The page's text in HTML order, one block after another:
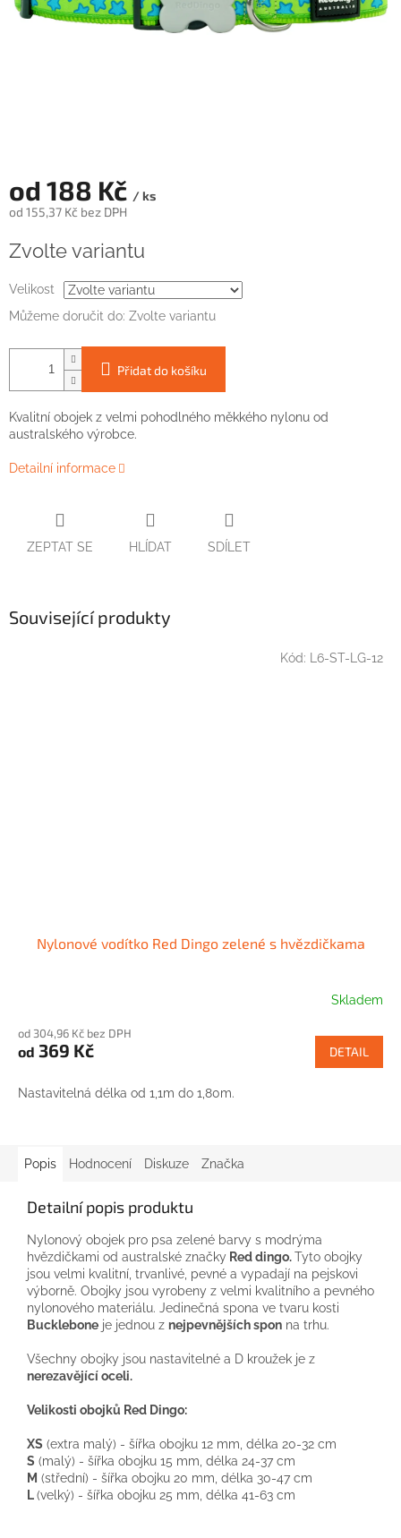
od 188 Kč / ks
od 155,37 Kč bez DPH
cena:
Zvolte variantu
Velikost
Můžeme doručit do: Zvolte variantu
Přidat do košíku
Kvalitní obojek z velmi pohodlného měkkého nylonu od
australského výrobce.
Detailní informace
ZEPTAT SE HLÍDAT SDÍLET
Související produkty
Nylonové vodítko Red Dingo zelené s hvězdičkama
Skladem
od 304,96 Kč bez DPH
od 369 Kč DETAIL
Nastavitelná délka od 1,1m do 1,80m.
Kód: L6-ST-LG-12
Popis Hodnocení Diskuze Značka
Detailní popis produktu
Nylonový obojek pro psa zelené barvy s modrýma
hvězdičkami od australské značky Reddingo.Tyto obojky
jsou velmi kvalitní, trvanlivé , pevné a vypadají na pejskovi
výborně. Obojky jsou vyrobeny z velmi kvalitního a pevného
nylonového materiálu. Jedinečná spona ve tvaru kosti
Bucklebone je jednou z nejpevnějšíchspon na trhu.
Všechny obojky jsou nastavitelné a D kroužek je z
nerezavějící oceli.
Velikosti obojků Red Dingo:
XS (extra malý) - šířka obojku 12 mm , délka 20-32 cm
S (malý) - šířka obojku 15 mm , délka 24-37 cm
M (střední) - šířka obojku 20 mm , délka 30-47 cm
L(velký) - šířka obojku 25 mm , délka 41-63 cm